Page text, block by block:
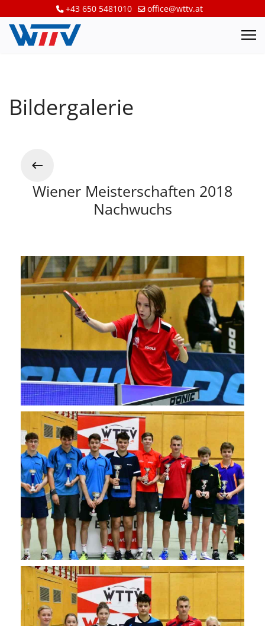
+43 650 5481010 office@wttv.at
Bildergalerie
Wiener Meisterschaften 2018
Nachwuchs